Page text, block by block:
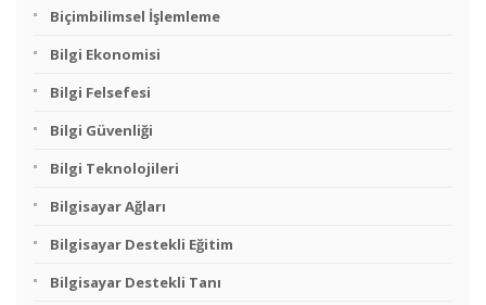
Biçimbilimsel İşlemleme
Bilgi Ekonomisi
Bilgi Felsefesi
Bilgi Güvenliği
Bilgi Teknolojileri
Bilgisayar Ağları
Bilgisayar Destekli Eğitim
Bilgisayar Destekli Tanı